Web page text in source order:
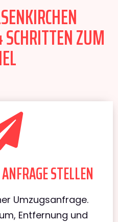
ZUM
STELLEN
Umzugsanfrage.
Entfernung und